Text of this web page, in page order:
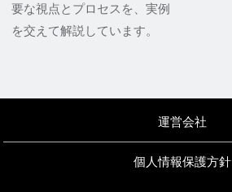
要な視点とプロセスを、実例
を交えて解説しています。
運営会社
個人情報保護方針